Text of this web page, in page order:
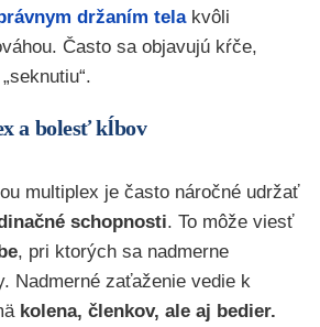
držaním telakvôli
Často sa objavujú kŕče,
a bolesť kĺbov
multiplex je často náročné udržať
schopnosti. To môže viesť
, pri ktorých sa nadmerne
Nadmerné zaťaženie vedie k
kolena, členkov, ale aj bedier.